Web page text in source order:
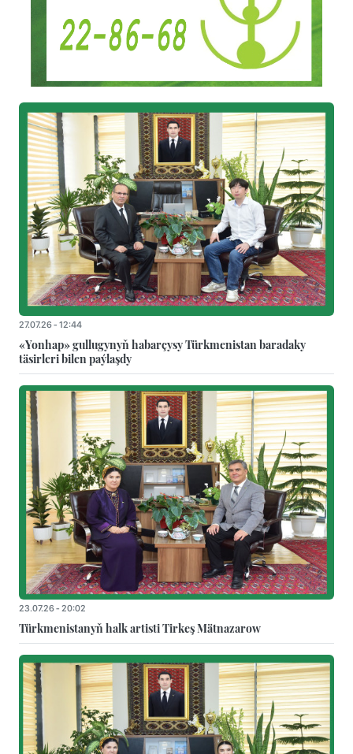
27.07.26 - 12:44
«Yonhap» gullugynyň habarçysy Türkmenistan baradaky
täsirleri bilen paýlaşdy
23.07.26 - 20:02
Türkmenistanyň halk artisti Tirkeş Mätnazarow